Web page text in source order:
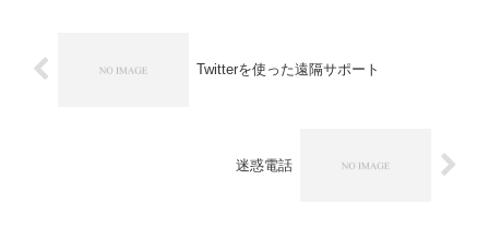
Twitterを使った遠隔サポート
迷惑電話